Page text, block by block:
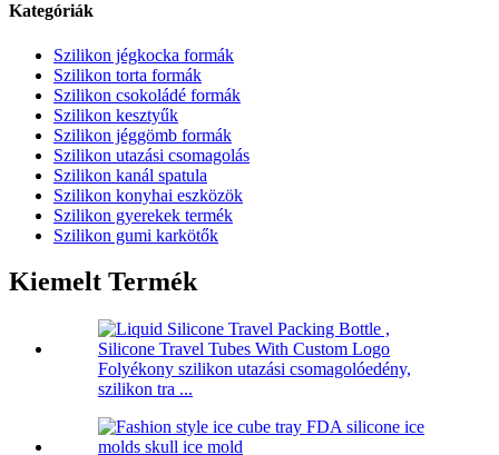
Kategóriák
Szilikon jégkocka formák
Szilikon torta formák
Szilikon csokoládé formák
Szilikon kesztyűk
Szilikon jéggömb formák
Szilikon utazási csomagolás
Szilikon kanál spatula
Szilikon konyhai eszközök
Szilikon gyerekek termék
Szilikon gumi karkötők
Kiemelt Termék
Folyékony szilikon utazási csomagolóedény,
szilikon tra ...